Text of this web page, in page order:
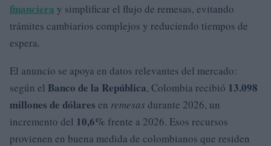
financiera y simplificar el flujo de remesas, evitando
trámites cambiarios complejos y reduciendo tiempos de
espera.
El anuncio se apoya en datos relevantes del mercado:
según el Banco de la República, Colombia recibió 13.098
millones de dólares en remesas durante 2026, un
incremento del 10,6% frente a 2026. Esos recursos
provienen en buena medida de colombianos que residen